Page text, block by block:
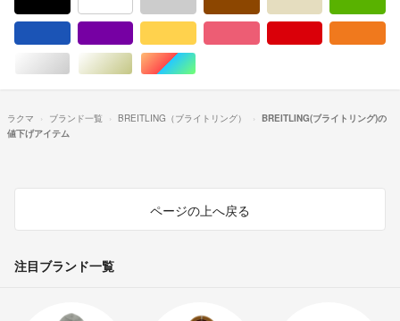
シルバー/銀色系ゴールド/金色系マルチカラー
ラクマ ブランド一覧 BREITLING（ブライトリング）
BREITLING(ブライトリング)の
値下げアイテム
ページの上へ戻る
注目ブランド一覧